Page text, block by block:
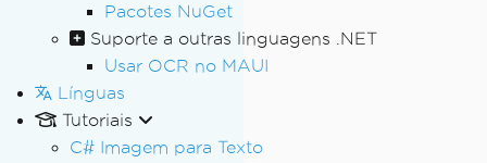
Pacotes NuGet
Suporte a outras linguagens .NET
Usar OCR no MAUI
Línguas
Tutoriais
C# Imagem para Texto